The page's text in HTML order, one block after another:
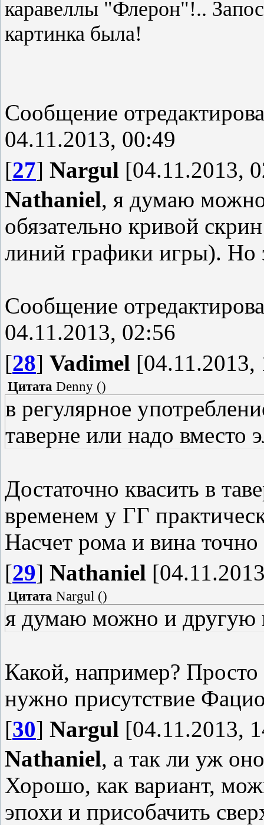
каравеллы "Флерон"!..
картинка была!
Сообщение
04.11.2013, 00:49
[27] Nargul [04.11.2013,
Nathaniel, я думаю
обязательно кривой
линий графики игры).
Сообщение
04.11.2013, 02:56
[28] Vadimel [04.11.2013,
Цитата Denny ()
в регулярное
таверне или надо вместо
Достаточно квасить в
временем у ГГ
Насчет рома и вина точно
[29] Nathaniel
Цитата Nargul ()
я думаю можно и другую
Какой, например? Просто
нужно присутствие
[30] Nargul [04.11.2013,
Nathaniel, а так ли уж
Хорошо, как вариант,
эпохи и присобачить